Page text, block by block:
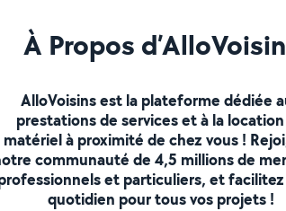
À Propos
AlloVoisins est la plateforme dédiée
prestations de services et à la
matériel à proximité de chez vous !
communauté de 4,5 millions de
et particuliers, et
quotidien pour tous vos projets !